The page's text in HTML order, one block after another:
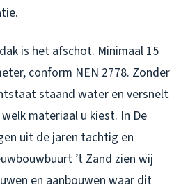
is het afschot. Minimaal 15
conform NEN 2778. Zonder
staand water en versnelt
materiaal u kiest. In De
uit de jaren tachtig en
’t Zand zien wij
en aanbouwen waar dit